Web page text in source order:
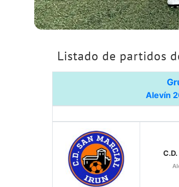
Listado de partidos
Alevín